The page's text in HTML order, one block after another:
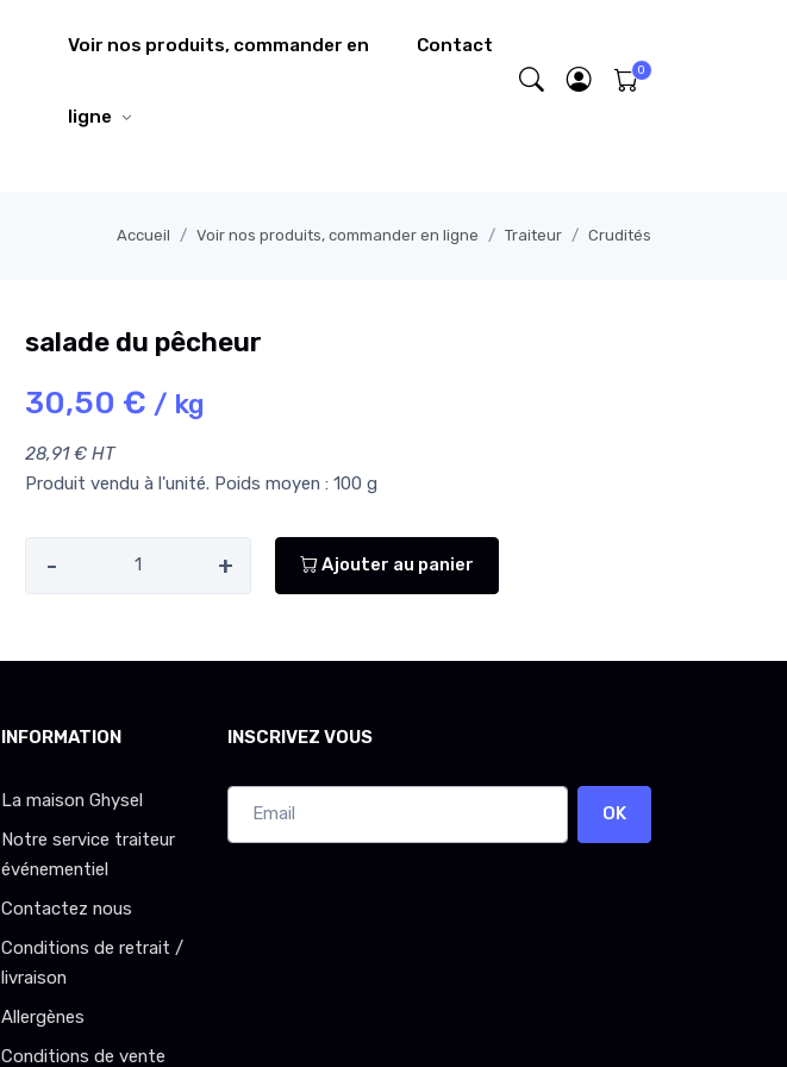
Voir nos produits, commander en
ligne
Contact
Accueil Voir nos produits, commander en ligne Traiteur Crudités
salade du pêcheur
30,50 € / kg
28,91 € HT
Produit vendu à l'unité. Poids moyen : 100 g
- + Ajouter au panier
INFORMATION
La maison Ghysel
Notre service traiteur
événementiel
Contactez nous
Conditions de retrait /
livraison
Allergènes
Conditions de vente
INSCRIVEZ VOUS
OK